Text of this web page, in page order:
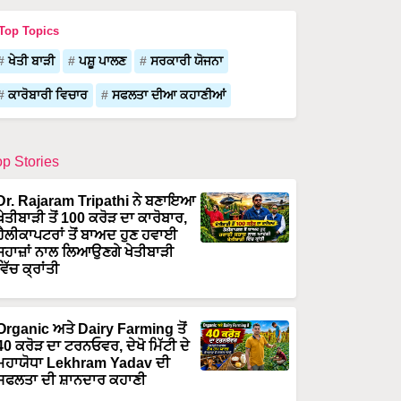
Topics
ਖੇਤੀ ਬਾੜੀ ਪਸ਼ੂ ਪਾਲਣ ਸਰਕਾਰੀ ਯੋਜਨਾ
ਕਾਰੋਬਾਰੀ ਵਿਚਾਰ ਸਫਲਤਾ ਦੀਆ ਕਹਾਣੀਆਂ
Stories
Rajaram Tripathi ਨੇ ਬਣਾਇਆ
ਤੋਂ 100 ਕਰੋੜ ਦਾ ਕਾਰੋਬਾਰ,
ਤੋਂ ਬਾਅਦ ਹੁਣ ਹਵਾਈ
ਨਾਲ ਲਿਆਉਣਗੇ ਖੇਤੀਬਾੜੀ
ਕ੍ਰਾਂਤੀ
ਅਤੇ Dairy Farming ਤੋਂ
ਕਰੋੜ ਦਾ ਟਰਨਓਵਰ, ਦੇਖੋ ਮਿੱਟੀ ਦੇ
Lekhram Yadav ਦੀ
ਦੀ ਸ਼ਾਨਦਾਰ ਕਹਾਣੀ